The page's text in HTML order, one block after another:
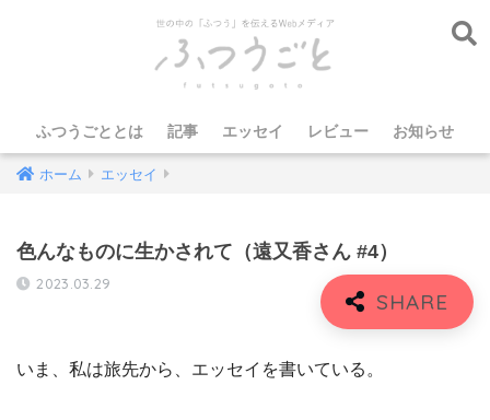
ふつうごととは 記事 エッセイ レビュー お知らせ
ホーム エッセイ
色んなものに生かされて（遠又香さん #4）
2023.03.29
いま、私は旅先から、エッセイを書いている。